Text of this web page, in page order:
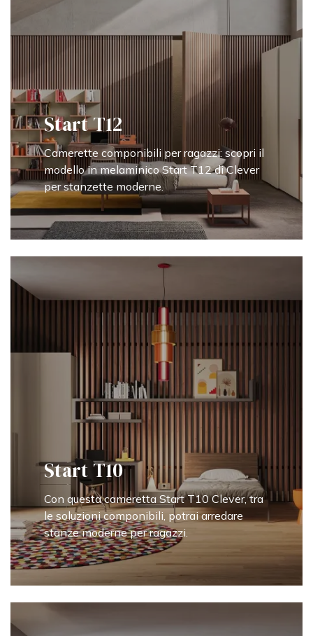
Start T12
Camerette componibili per ragazzi: scopri il
modello in melaminico Start T12 di Clever
per stanzette moderne.
Start T10
Con questa cameretta Start T10 Clever, tra
le soluzioni componibili, potrai arredare
stanze moderne per ragazzi.